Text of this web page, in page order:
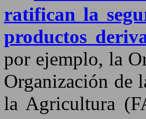
ratifican la
productos
por ejemplo, la
Organización de
la Agricultura